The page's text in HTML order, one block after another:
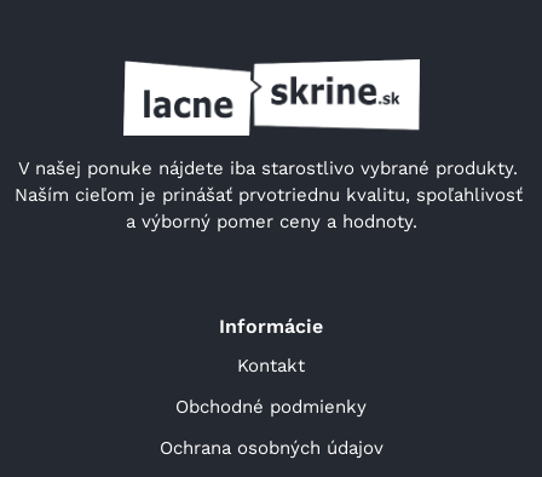
V našej ponuke nájdete iba starostlivo vybrané produkty.
Naším cieľom je prinášať prvotriednu kvalitu, spoľahlivosť
a výborný pomer ceny a hodnoty.
Informácie
Kontakt
Obchodné podmienky
Ochrana osobných údajov